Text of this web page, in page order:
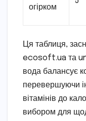
огірком
Ця таблиця,
ecosoft.ua та
вода балансує
перевершуючи
вітамінів до
вибором для